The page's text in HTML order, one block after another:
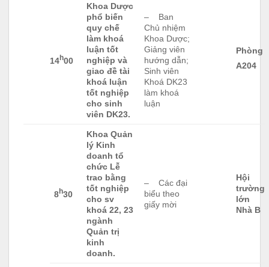
14h00
Khoa Dược
phổ biến
quy chế
làm khoá
luận tốt
nghiệp và
giao đề tài
khoá luận
tốt nghiệp
cho sinh
viên DK23.
– Ban
Chủ nhiệm
Khoa Dược;
Giảng viên
hướng dẫn;
Sinh viên
Khoá DK23
làm khoá
luận
Phòng
A204
8h30
Khoa Quản
lý Kinh
doanh tổ
chức Lễ
trao bằng
tốt nghiệp
cho sv
khoá 22, 23
ngành
Quản trị
kinh
doanh.
– Các đại
biểu theo
giấy mời
Hội
trường
lớn
Nhà B